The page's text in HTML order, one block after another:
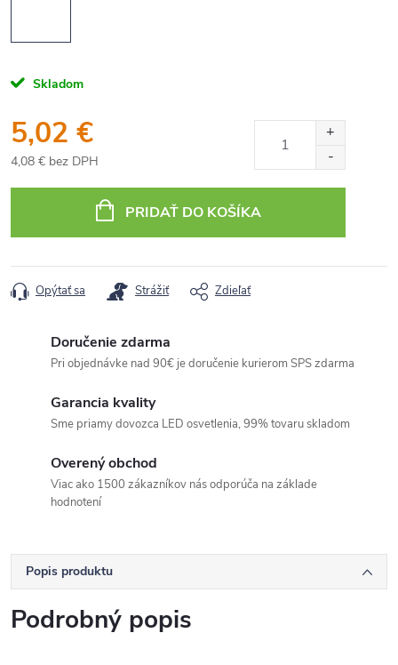
Skladom
5,02 €
4,08 € bez DPH
cena:
PRIDAŤ DO KOŠÍKA
Opýtať sa Strážiť Zdieľať
Doručenie zdarma
Pri objednávke nad 90€ je doručenie kurierom SPS zdarma
Garancia kvality
Sme priamy dovozca LED osvetlenia, 99% tovaru skladom
Overený obchod
Viac ako 1500 zákazníkov nás odporúča na základe
hodnotení
Popis produktu
Podrobný popis